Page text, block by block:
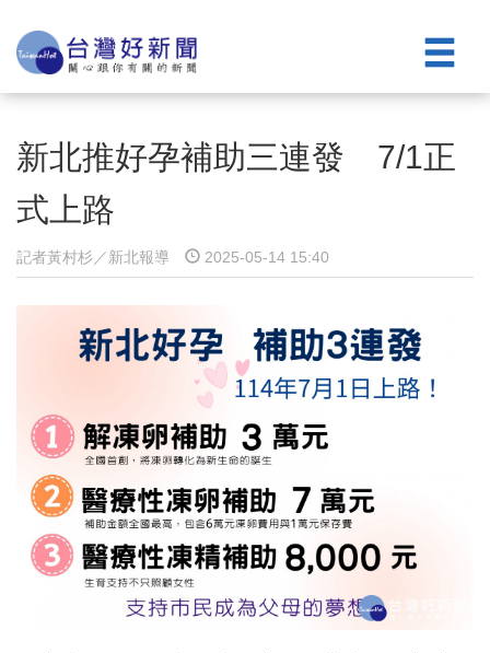
新北推好孕補助三連發 7/1正
式上路
記者黃村杉／新北報導 2025-05-14 15:40